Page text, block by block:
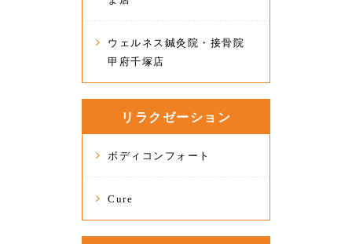
ウェルネス鍼灸院・接骨院
甲府千塚店
リラクゼーション
ボディコンフォート
Cure